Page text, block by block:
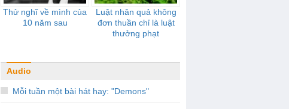
Thử nghĩ về mình của
10 năm sau
Luật nhân quả không
đơn thuần chỉ là luật
thưởng phạt
Audio
Mỗi tuần một bài hát hay: "Demons"